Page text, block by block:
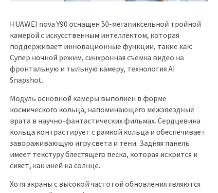
HUAWEI nova Y90 оснащен 50-мегапиксельной тройной
камерой с искусственным интеллектом, которая
поддерживает инновационные функции, такие как:
Супер ночной режим, синхронная съемка видео на
фронтальную и тыльную камеру, технология AI
Snapshot.
Модуль основной камеры выполнен в форме
космического кольца, напоминающего межзвездные
врата в научно-фантастических фильмах. Сердцевина
кольца контрастирует с рамкой кольца и обеспечивает
завораживающую игру света и тени. Задняя панель
имеет текстуру блестящего песка, которая искрится и
сияет, как иней на солнце.
Хотя экраны с высокой частотой обновления являются